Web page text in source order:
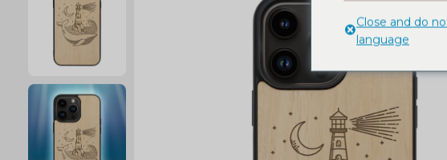
Close and do
language